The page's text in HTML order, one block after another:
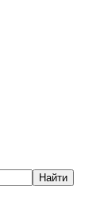
Найти